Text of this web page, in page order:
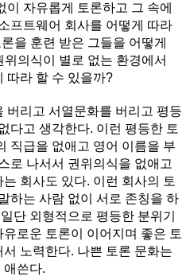
자유롭게 토론하고 그 속에
프트웨어 회사를 어떻게 따라
을 훈련 받은 그들을 어떻게
의식이 별로 없는 환경에서
따라 할 수 있을까?
버리고 서열문화를 버리고 평등
다고 생각한다. 이런 평등한 토
직급을 없애고 영어 이름을 부
로 나서서 권위의식을 없애고
회사도 있다. 이런 회사의 토
하는 사람 없이 서로 존칭을 하
단 외형적으로 평등한 분위기
로운 토론이 이어지며 좋은 토
노력한다. 나쁜 토론 문화는
애쓴다.